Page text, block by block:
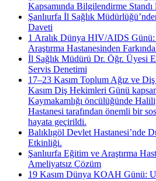
Kapsamında Bilgilendirme
Şanlıurfa İl Sağlık
Daveti
1 Aralık Dünya HIV/AIDS Günü:
Araştırma Hastanesinden
İl Sağlık Müdürü Dr. Öğr. Üyesi
Servis Denetimi
17–23 Kasım Toplum Ağız ve Diş
Kasım Diş Hekimleri Günü
Kaymakamlığı öncülüğünde
Hastanesi tarafından önemli bir
hayata geçirildi.
Balıklıgöl Devlet Hastanesi’nde
Etkinliği.
Şanlıurfa Eğitim ve Araştırma
Ameliyatsız Çözüm
19 Kasım Dünya KOAH Günü: